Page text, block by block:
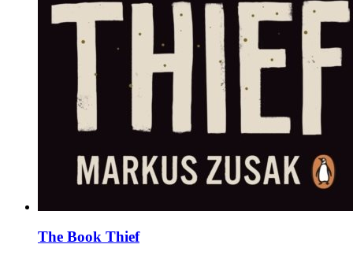
The Book Thief